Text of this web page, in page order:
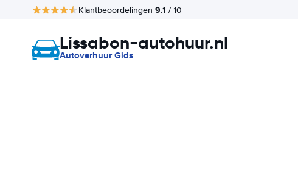
Klantbeoordelingen 9.1 / 10
Lissabon-autohuur.nl
Autoverhuur Gids